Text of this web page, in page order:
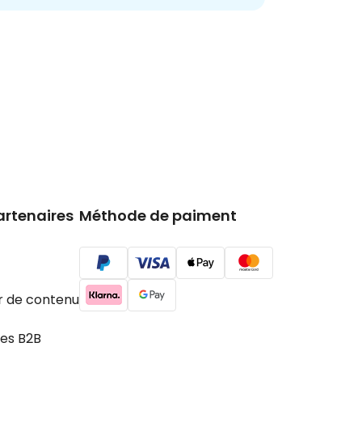
de contenu
B2B
Méthode de paiment